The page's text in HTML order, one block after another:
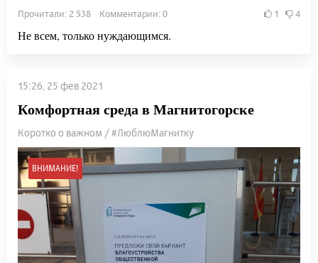
Прочитали: 2 538 Комментарии: 0 1 4
Не всем, только нуждающимся.
15:26, 25 фев 2021
Комфортная среда в Магнитогорске
Коротко о важном / #ЛюблюМагнитку
ВНИМАНИЕ!